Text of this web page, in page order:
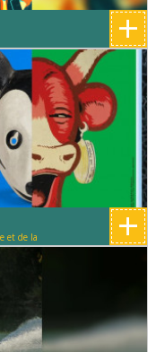
+
et de la
+